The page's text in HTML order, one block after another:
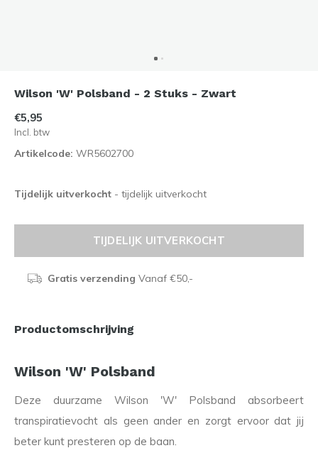
Wilson 'W' Polsband - 2 Stuks - Zwart
€5,95
Incl. btw
Artikelcode: WR5602700
Tijdelijk uitverkocht - tijdelijk uitverkocht
TIJDELIJK UITVERKOCHT
Gratis verzending Vanaf €50,-
Productomschrijving
Wilson 'W' Polsband
Deze duurzame Wilson 'W' Polsband absorbeert
transpiratievocht als geen ander en zorgt ervoor dat jij
beter kunt presteren op de baan.